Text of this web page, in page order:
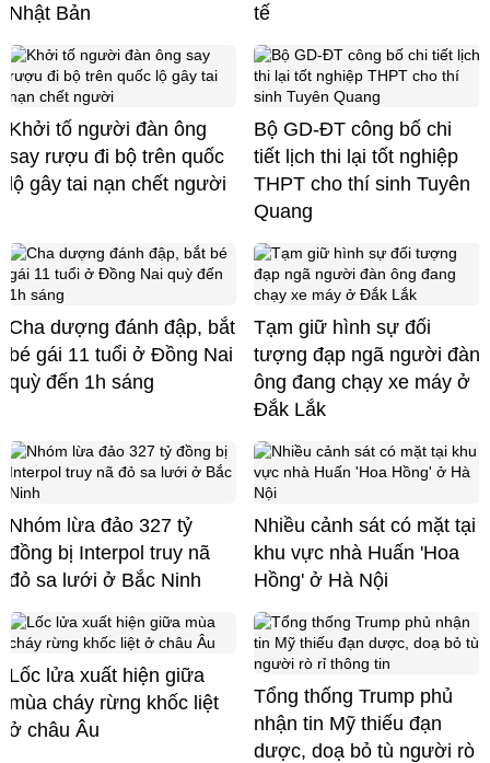
Nhật Bản
tế
Khởi tố người đàn ông
say rượu đi bộ trên quốc
lộ gây tai nạn chết người
Bộ GD-ĐT công bố chi
tiết lịch thi lại tốt nghiệp
THPT cho thí sinh Tuyên
Quang
Cha dượng đánh đập, bắt
bé gái 11 tuổi ở Đồng Nai
quỳ đến 1h sáng
Tạm giữ hình sự đối
tượng đạp ngã người đàn
ông đang chạy xe máy ở
Đắk Lắk
Nhóm lừa đảo 327 tỷ
đồng bị Interpol truy nã
đỏ sa lưới ở Bắc Ninh
Nhiều cảnh sát có mặt tại
khu vực nhà Huấn 'Hoa
Hồng' ở Hà Nội
Lốc lửa xuất hiện giữa
mùa cháy rừng khốc liệt
ở châu Âu
Tổng thống Trump phủ
nhận tin Mỹ thiếu đạn
dược, doạ bỏ tù người rò